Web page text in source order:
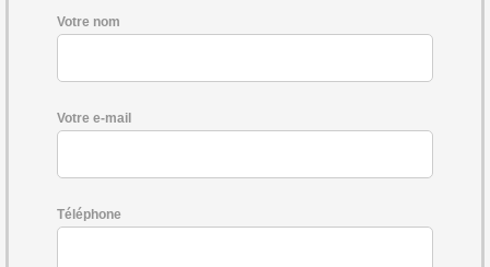
Votre nom
Votre e-mail
Téléphone